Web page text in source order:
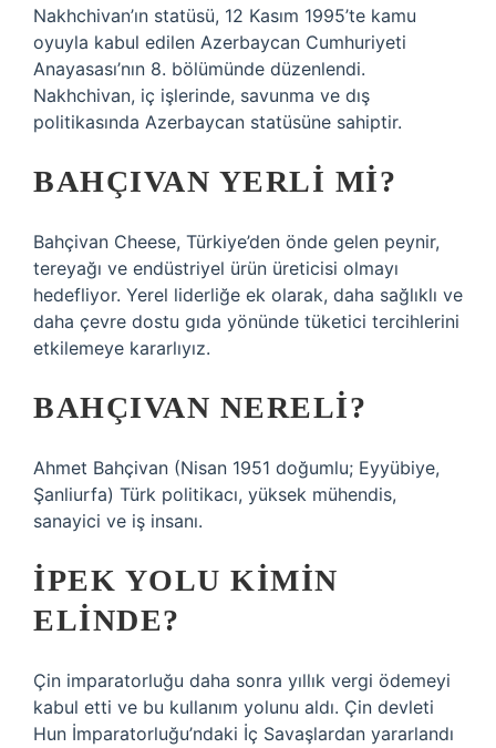
Nakhchivan’ın statüsü, 12 Kasım 1995’te kamu
oyuyla kabul edilen Azerbaycan Cumhuriyeti
Anayasası’nın 8. bölümünde düzenlendi.
Nakhchivan, iç işlerinde, savunma ve dış
politikasında Azerbaycan statüsüne sahiptir.
BAHÇIVAN YERLI MI?
Bahçivan Cheese, Türkiye’den önde gelen peynir,
tereyağı ve endüstriyel ürün üreticisi olmayı
hedefliyor. Yerel liderliğe ek olarak, daha sağlıklı ve
daha çevre dostu gıda yönünde tüketici tercihlerini
etkilemeye kararlıyız.
BAHÇIVAN NERELI?
Ahmet Bahçivan (Nisan 1951 doğumlu; Eyyübiye,
Şanliurfa) Türk politikacı, yüksek mühendis,
sanayici ve iş insanı.
İPEK YOLU KIMIN
ELINDE?
Çin imparatorluğu daha sonra yıllık vergi ödemeyi
kabul etti ve bu kullanım yolunu aldı. Çin devleti
Hun İmparatorluğu’ndaki İç Savaşlardan yararlandı